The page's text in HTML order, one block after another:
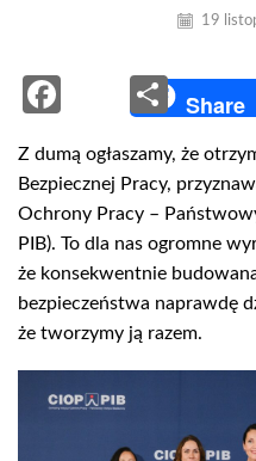
19
Facebook
Share
Share
Z dumą ogłaszamy, że
Bezpiecznej Pracy,
Ochrony Pracy –
PIB). To dla nas ogromne
że konsekwentnie
bezpieczeństwa naprawdę
że tworzymy ją razem.